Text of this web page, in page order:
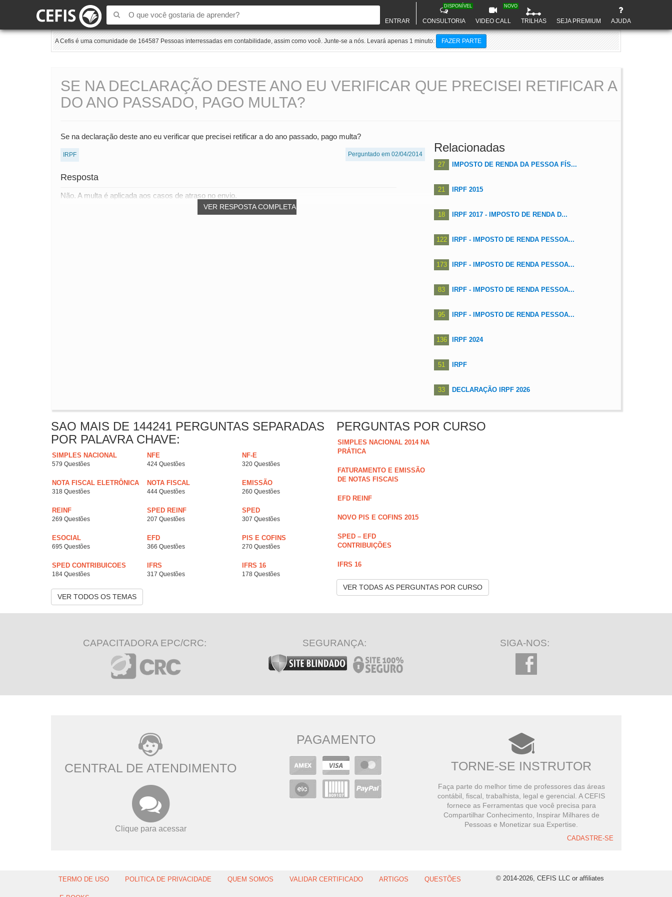
ENTRAR CONSULTORIA
DISPONÍVEL
VIDEO CALL
NOVO
TRILHAS SEJA PREMIUM AJUDA
A Cefis é uma comunidade de 164587 Pessoas interressadas em contabilidade, assim como você. Junte-se a nós. Levará apenas 1 minuto: FAZER PARTE
SE NA DECLARAÇÃO DESTE ANO EU VERIFICAR QUE PRECISEI RETIFICAR A
DO ANO PASSADO, PAGO MULTA?
Se na declaração deste ano eu verificar que precisei retificar a do ano passado, pago multa?
IRPF Perguntado em 02/04/2014
Resposta
VER RESPOSTA COMPLETA
Não. A multa é aplicada aos casos de atraso no envio.
Relacionadas
27 IMPOSTO DE RENDA DA PESSOA FÍS...
21 IRPF 2015
18 IRPF 2017 - IMPOSTO DE RENDA D...
122 IRPF - IMPOSTO DE RENDA PESSOA...
173 IRPF - IMPOSTO DE RENDA PESSOA...
83 IRPF - IMPOSTO DE RENDA PESSOA...
95 IRPF - IMPOSTO DE RENDA PESSOA...
136 IRPF 2024
51 IRPF
33 DECLARAÇÃO IRPF 2026
SAO MAIS DE 144241 PERGUNTAS SEPARADAS
POR PALAVRA CHAVE:
SIMPLES NACIONAL
579 Questões
NFE
424 Questões
NF-E
320 Questões
NOTA FISCAL ELETRÔNICA
318 Questões
NOTA FISCAL
444 Questões
EMISSÃO
260 Questões
REINF
269 Questões
SPED REINF
207 Questões
SPED
307 Questões
ESOCIAL
695 Questões
EFD
366 Questões
PIS E COFINS
270 Questões
SPED CONTRIBUICOES
184 Questões
IFRS
317 Questões
IFRS 16
178 Questões
VER TODOS OS TEMAS
PERGUNTAS POR CURSO
SIMPLES NACIONAL 2014 NA
PRÁTICA
FATURAMENTO E EMISSÃO
DE NOTAS FISCAIS
EFD REINF
NOVO PIS E COFINS 2015
SPED – EFD
CONTRIBUIÇÕES
IFRS 16
VER TODAS AS PERGUNTAS POR CURSO
CAPACITADORA EPC/CRC: SEGURANÇA: SIGA-NOS:
CENTRAL DE ATENDIMENTO
Clique para acessar
PAGAMENTO
TORNE-SE INSTRUTOR
Faça parte do melhor time de professores das áreas
contábil, fiscal, trabalhista, legal e gerencial. A CEFIS
fornece as Ferramentas que você precisa para
Compartilhar Conhecimento, Inspirar Milhares de
Pessoas e Monetizar sua Expertise.
CADASTRE-SE
TERMO DE USO POLITICA DE PRIVACIDADE QUEM SOMOS VALIDAR CERTIFICADO ARTIGOS QUESTÕES © 2014-2026, CEFIS LLC or affiliates